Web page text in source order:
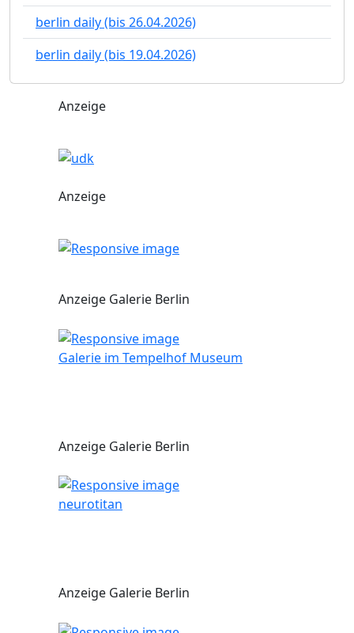
berlin daily (bis 26.04.2026)
berlin daily (bis 19.04.2026)
Anzeige
Anzeige
Anzeige Galerie Berlin
Galerie im Tempelhof Museum
Anzeige Galerie Berlin
neurotitan
Anzeige Galerie Berlin